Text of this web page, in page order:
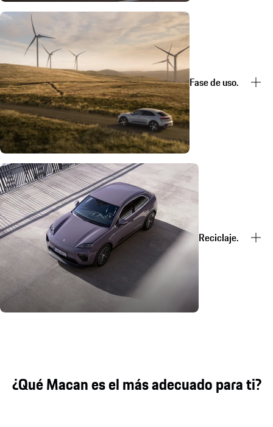
Fase de uso.
Reciclaje.
¿Qué Macan es el más adecuado para ti?